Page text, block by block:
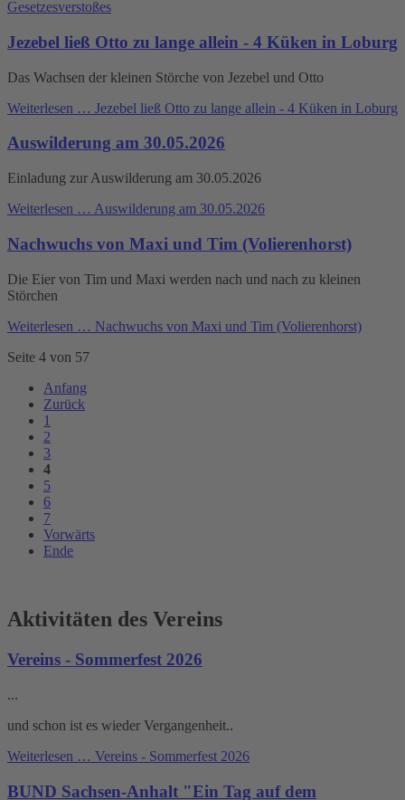
Gesetzesverstoßes
Jezebel ließ Otto zu lange allein - 4 Küken in Loburg
Das Wachsen der kleinen Störche von Jezebel und Otto
Weiterlesen … Jezebel ließ Otto zu lange allein - 4 Küken in Loburg
Auswilderung am 30.05.2026
Einladung zur Auswilderung am 30.05.2026
Weiterlesen … Auswilderung am 30.05.2026
Nachwuchs von Maxi und Tim (Volierenhorst)
Die Eier von Tim und Maxi werden nach und nach zu kleinen
Störchen
Weiterlesen … Nachwuchs von Maxi und Tim (Volierenhorst)
Seite 4 von 57
Anfang
Zurück
1
2
3
4
5
6
7
Vorwärts
Ende
Aktivitäten des Vereins
Vereins - Sommerfest 2026
...
und schon ist es wieder Vergangenheit..
Weiterlesen … Vereins - Sommerfest 2026
BUND Sachsen-Anhalt "Ein Tag auf dem